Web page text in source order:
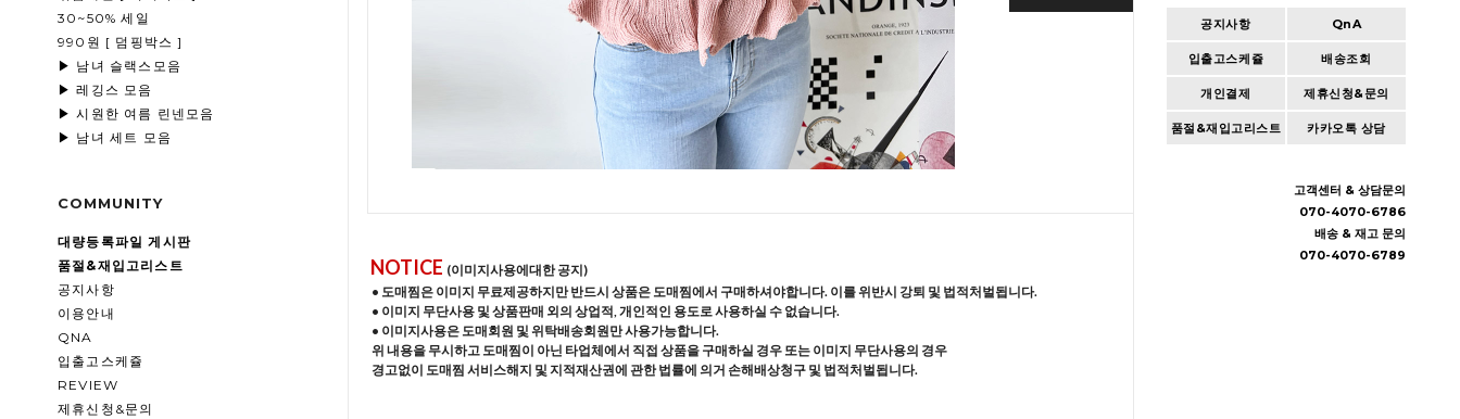
30~50% 세일
990원 [ 덤핑박스 ]
▶ 남녀 슬랙스모음
▶ 레깅스 모음
▶ 시원한 여름 린넨모음
▶ 남녀 세트 모음
COMMUNITY
대량등록파일 게시판
품절&재입고리스트
공지사항
이용안내
QNA
입출고스케쥴
REVIEW
제휴신청&문의
공지사항 QnA
입출고스케쥴 배송조회
개인결제 제휴신청&문의
품절&재입고리스트 카카오톡 상담
고객센터 & 상담문의
070-4070-6786
배송 & 재고 문의
070-4070-6789
NOTICE (이미지사용에대한 공지)
• 도매찜은 이미지 무료제공하지만 반드시 상품은 도매찜에서 구매하셔야합니다. 이를 위반시 강퇴 및 법적처벌됩니다.
• 이미지 무단사용 및 상품판매 외의 상업적, 개인적인 용도로 사용하실 수 없습니다.
• 이미지사용은 도매회원 및 위탁배송회원만 사용가능합니다.
위 내용을 무시하고 도매찜이 아닌 타업체에서 직접 상품을 구매하실 경우 또는 이미지 무단사용의 경우
경고없이 도매찜 서비스해지 및 지적재산권에 관한 법률에 의거 손해배상청구 및 법적처벌됩니다.